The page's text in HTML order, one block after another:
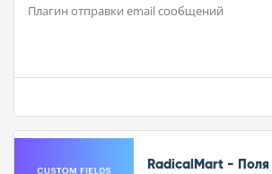
Плагин отправки email сообщений
RadicalMart - Поля